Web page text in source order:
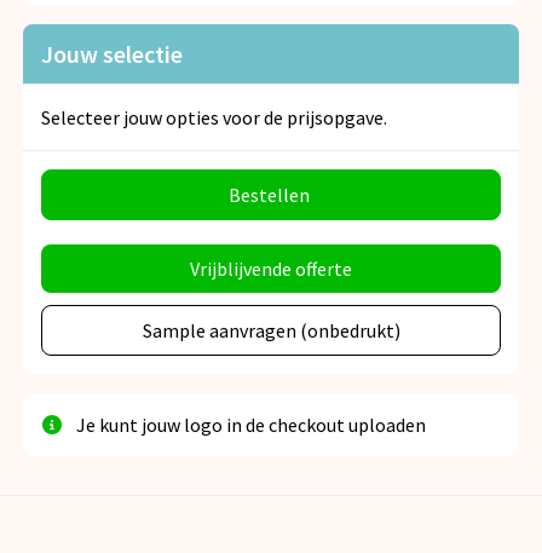
Jouw selectie
Selecteer jouw opties voor de prijsopgave.
Bestellen
Vrijblijvende offerte
Sample aanvragen (onbedrukt)
Je kunt jouw logo in de checkout uploaden